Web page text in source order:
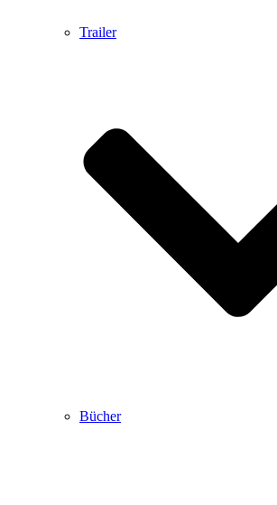
Trailer
Bücher